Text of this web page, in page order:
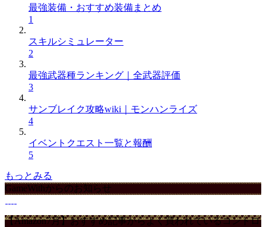
最強装備・おすすめ装備まとめ
1
スキルシミュレーター
2
最強武器種ランキング｜全武器評価
3
サンブレイク攻略wiki｜モンハンライズ
4
イベントクエスト一覧と報酬
5
もっとみる
GameWithからのお知らせ
【Amazon7月】おすすめ記事からよく買われているコントロ